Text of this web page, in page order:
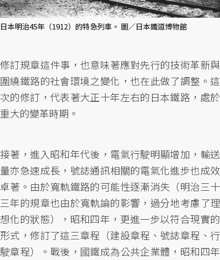
日本明治45年（1912）的特急列車。 圖／日本鐵道博物館
修訂規章這件事，也意味著應對先行的技術革新與
圍繞鐵路的社會環境之變化，也在此做了調整。這
次的修訂，代表著大正十年左右的日本鐵路，處於
重大的變革時期。
接著，進入昭和年代後，電氣行駛明顯增加，輸送
量亦急速成長，號誌通訊相關的電氣化進步也成效
卓著。由於寬軌鐵路的可能性逐漸消失（明治三十
三年的規章也由於寬軌論的影響，過分地考慮了理
想化的狀態），昭和四年，更進一步以符合現實的
形式，修訂了這三章程（建設章程、號誌章程、行
駛章程）。戰後，國鐵成為公共企業體，昭和四年